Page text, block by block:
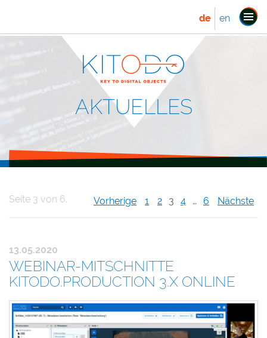
de en
AKTUELLES
Seite 3 von 6. Vorherige 1 2 3 4 … 6 Nächste
13.05.2020
WEBINAR-MITSCHNITTE
KITODO.PRODUCTION 3.X ONLINE